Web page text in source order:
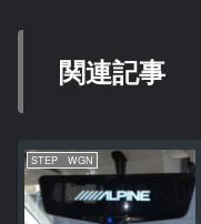
関連記事
STEP WGN